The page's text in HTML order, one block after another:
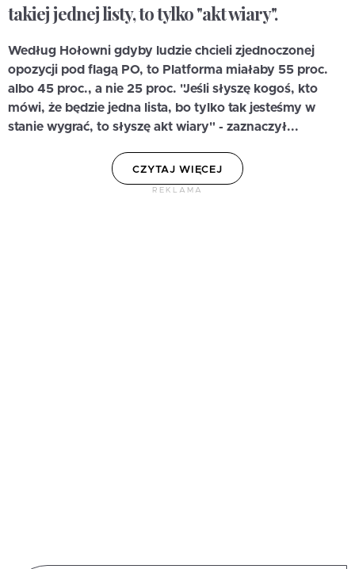
takiej jednej listy, to tylko "akt wiary".
Według Hołowni gdyby ludzie chcieli zjednoczonej
opozycji pod flagą PO, to Platforma miałaby 55 proc.
albo 45 proc., a nie 25 proc. "Jeśli słyszę kogoś, kto
mówi, że będzie jedna lista, bo tylko tak jesteśmy w
stanie wygrać, to słyszę akt wiary" - zaznaczył...
CZYTAJ WIĘCEJ
REKLAMA